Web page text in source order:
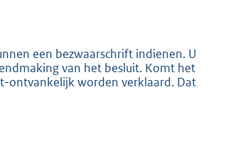
een bezwaarschrift indienen. U
van het besluit. Komt het
ontvankelijk worden verklaard. Dat